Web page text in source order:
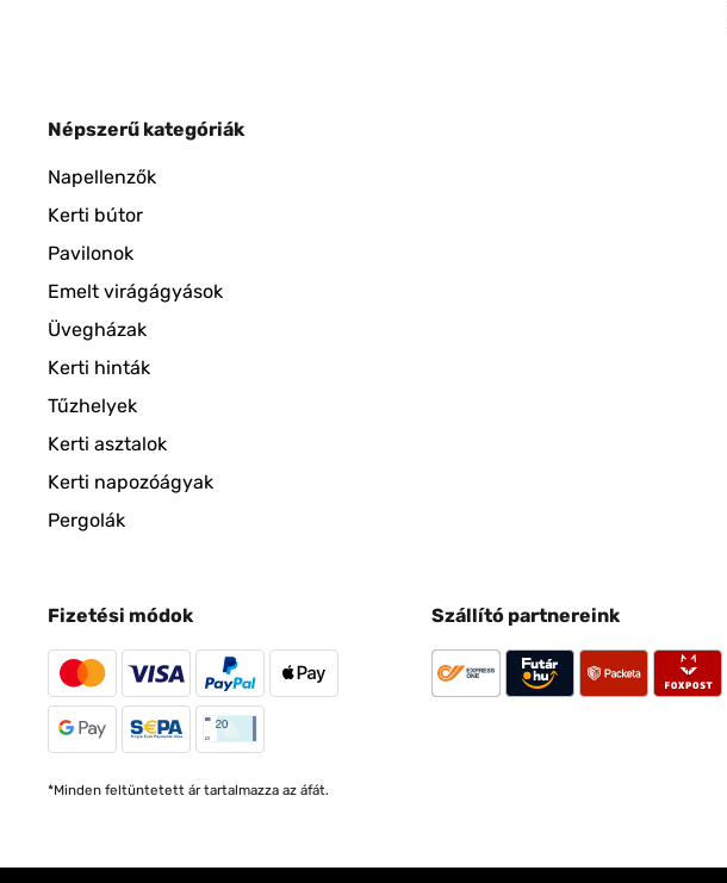
Népszerű kategóriák
Napellenzők
Kerti bútor
Pavilonok
Emelt virágágyások
Üvegházak
Kerti hinták
Tűzhelyek
Kerti asztalok
Kerti napozóágyak
Pergolák
Fizetési módok
*Minden feltüntetett ár tartalmazza az áfát.
Szállító partnereink